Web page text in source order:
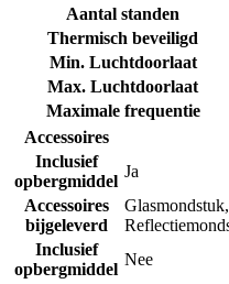
Aantal standen
Thermisch beveiligd
Min. Luchtdoorlaat
Max. Luchtdoorlaat
Maximale frequentie
Accessoires
Inclusief
opbergmiddel
Ja
Accessoires
bijgeleverd
Glasmondstuk,
Inclusief
opbergmiddel
Nee